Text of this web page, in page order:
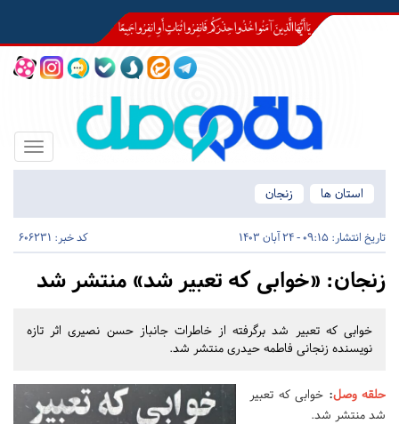
Toggle
استان ها
زنجان
تاریخ انتشار: 09:15 - 24 آبان 1403 کد خبر: 606231
زنجان: «خوابی که تعبیر شد» منتشر شد
خوابی که تعبیر شد برگرفته از خاطرات جانباز حسن نصیری اثر تازه
نویسنده زنجانی فاطمه حیدری منتشر شد.
حلقه وصل: خوابی که تعبیر
شد منتشر شد.